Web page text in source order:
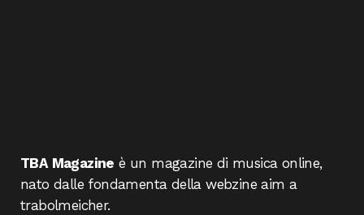
TBA Magazine è un magazine di musica online,
nato dalle fondamenta della webzine aim a
trabolmeicher.